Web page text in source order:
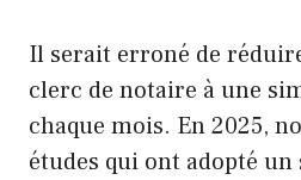
Il serait erroné de
clerc de notaire à une
chaque mois. En 2025,
études qui ont adopté